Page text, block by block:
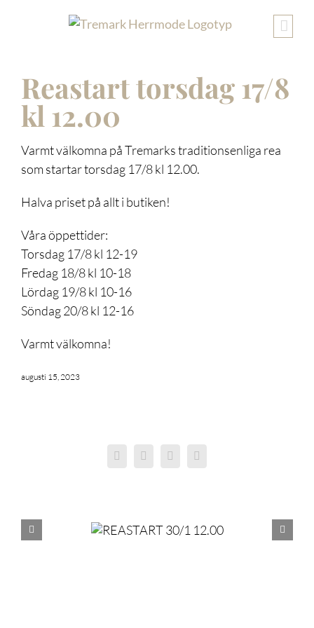
STÖRRE
BILD
Reastart torsdag 17/8
kl 12.00
Varmt välkomna på Tremarks traditionsenliga rea
som startar torsdag 17/8 kl 12.00.
Halva priset på allt i butiken!
Våra öppettider:
Torsdag 17/8 kl 12-19
Fredag 18/8 kl 10-18
Lördag 19/8 kl 10-16
Söndag 20/8 kl 12-16
Varmt välkomna!
augusti 15, 2023
Facebook
X LinkedIn
E-